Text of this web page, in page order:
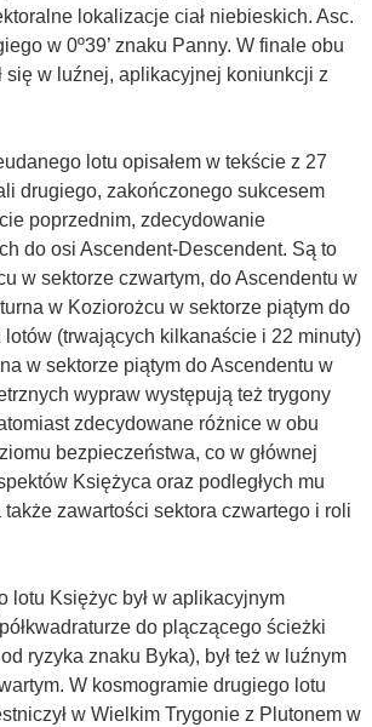
lokalizacje ciał niebieskich. Asc.
w 0º39’ znaku Panny. W finale obu
się w luźnej, aplikacyjnej koniunkcji z
lotu opisałem w tekście z 27
drugiego, zakończonego sukcesem
poprzednim, zdecydowanie
do osi Ascendent-Descendent. Są to
w sektorze czwartym, do Ascendentu w
w Koziorożcu w sektorze piątym do
(trwających kilkanaście i 22 minuty)
w sektorze piątym do Ascendentu w
wypraw występują też trygony
zdecydowane różnice w obu
bezpieczeństwa, co w głównej
Księżyca oraz podległych mu
zawartości sektora czwartego i roli
lotu Księżyc był w aplikacyjnym
do plączącego ścieżki
ryzyka znaku Byka), był też w luźnym
W kosmogramie drugiego lotu
w Wielkim Trygonie z Plutonem w